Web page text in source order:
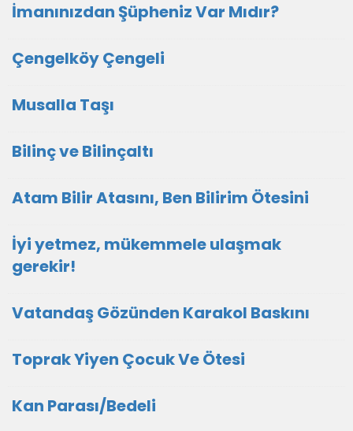
İmanınızdan Şüpheniz Var Mıdır?
Çengelköy Çengeli
Musalla Taşı
Bilinç ve Bilinçaltı
Atam Bilir Atasını, Ben Bilirim Ötesini
İyi yetmez, mükemmele ulaşmak
gerekir!
Vatandaş Gözünden Karakol Baskını
Toprak Yiyen Çocuk Ve Ötesi
Kan Parası/Bedeli